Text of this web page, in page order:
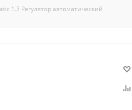
1.3 Регулятор автоматический